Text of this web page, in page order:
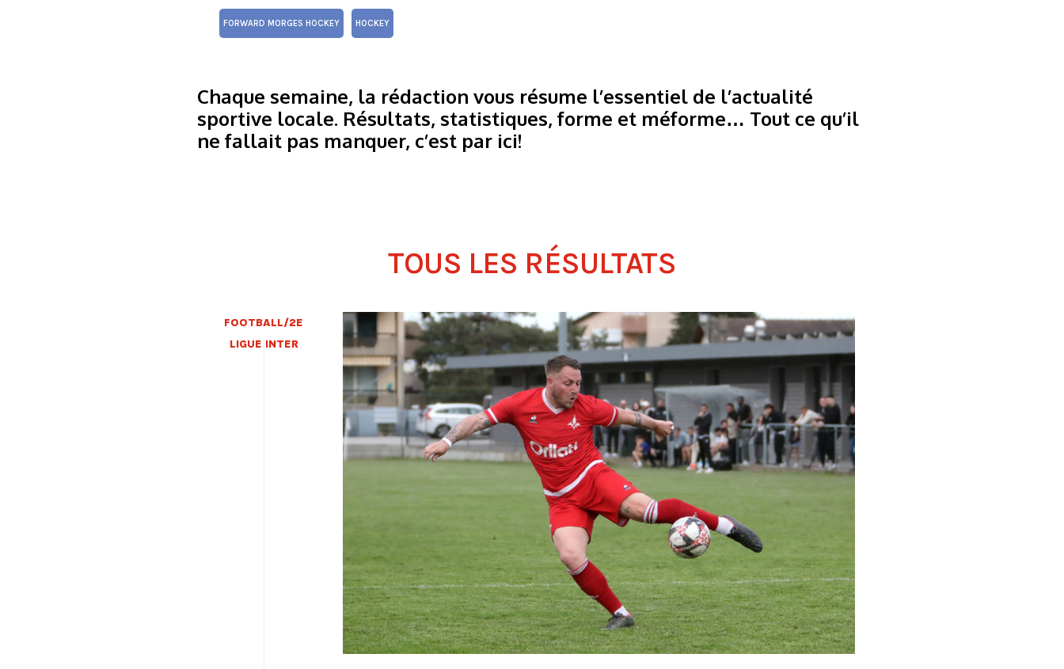
FORWARD MORGES HOCKEY HOCKEY
Chaque semaine, la rédaction vous résume l’essentiel de l’actualité
sportive locale. Résultats, statistiques, forme et méforme… Tout ce qu’il
ne fallait pas manquer, c’est par ici!
TOUS LES RÉSULTATS
FOOTBALL/2E
LIGUE INTER